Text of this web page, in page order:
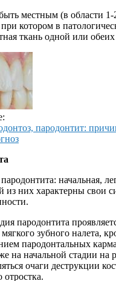
местным (в области 1-
котором в
ткань одной или
пародонтит:
начальная,
из них характерны свои
пародонтита
зубного налета,
пародонтальных
на начальной стадии на
очаги деструкции
отростка.